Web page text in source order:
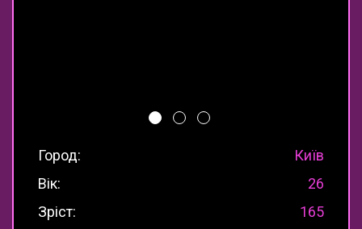
Город:
Київ
Вік:
26
Зріст:
165